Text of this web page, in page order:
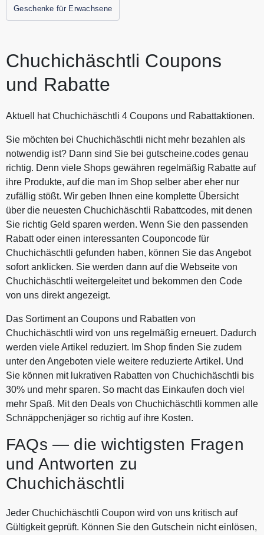
Gutscheine.codes.
Geschenke für Erwachsene
Chuchichäschtli Coupons
und Rabatte
Aktuell hat Chuchichäschtli 4 Coupons und Rabattaktionen.
Sie möchten bei Chuchichäschtli nicht mehr bezahlen als
notwendig ist? Dann sind Sie bei gutscheine.codes genau
richtig. Denn viele Shops gewähren regelmäßig Rabatte auf
ihre Produkte, auf die man im Shop selber aber eher nur
zufällig stößt. Wir geben Ihnen eine komplette Übersicht
über die neuesten Chuchichäschtli Rabattcodes, mit denen
Sie richtig Geld sparen werden. Wenn Sie den passenden
Rabatt oder einen interessanten Couponcode für
Chuchichäschtli gefunden haben, können Sie das Angebot
sofort anklicken. Sie werden dann auf die Webseite von
Chuchichäschtli weitergeleitet und bekommen den Code
von uns direkt angezeigt.
Das Sortiment an Coupons und Rabatten von
Chuchichäschtli wird von uns regelmäßig erneuert. Dadurch
werden viele Artikel reduziert. Im Shop finden Sie zudem
unter den Angeboten viele weitere reduzierte Artikel. Und
Sie können mit lukrativen Rabatten von Chuchichäschtli bis
30% und mehr sparen. So macht das Einkaufen doch viel
mehr Spaß. Mit den Deals von Chuchichäschtli kommen alle
Schnäppchenjäger so richtig auf ihre Kosten.
FAQs — die wichtigsten Fragen
und Antworten zu
Chuchichäschtli
Jeder Chuchichäschtli Coupon wird von uns kritisch auf
Gültigkeit geprüft. Können Sie den Gutschein nicht einlösen,